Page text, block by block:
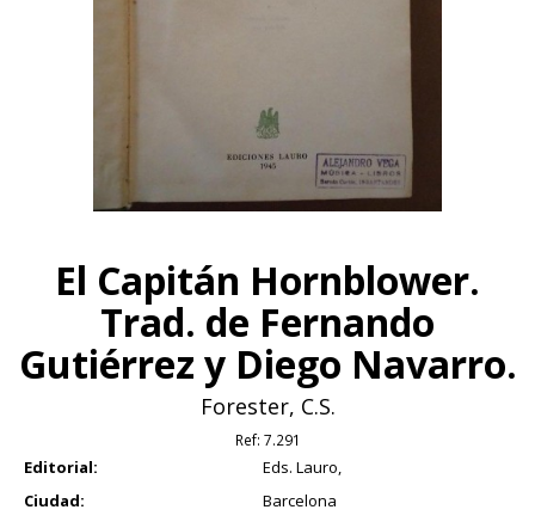
El Capitán Hornblower.
Trad. de Fernando
Gutiérrez y Diego Navarro.
Forester, C.S.
Ref: 7.291
Editorial:
Eds. Lauro,
Ciudad:
Barcelona